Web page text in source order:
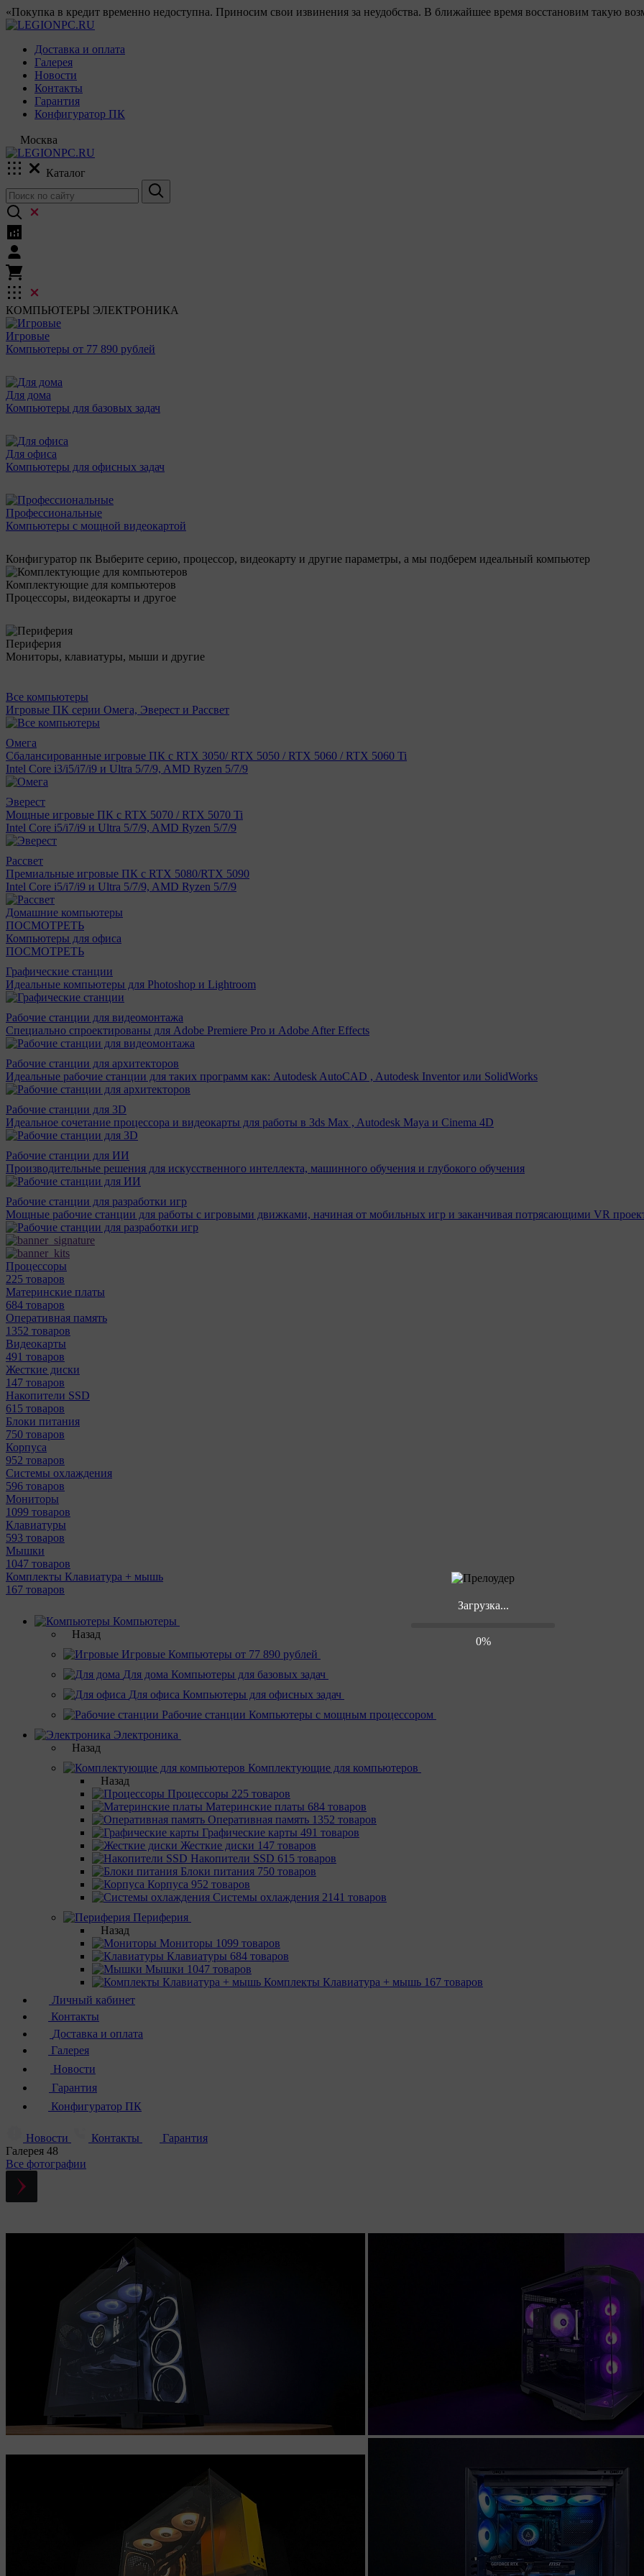
Загрузка...
0%
«Покупка в кредит временно недоступна. Приносим свои извинения за неудобства. В ближайшее время восстановим такую
Доставка и оплата
Галерея
Новости
Контакты
Гарантия
Конфигуратор ПК
Москва
Каталог
КОМПЬЮТЕРЫ ЭЛЕКТРОНИКА
Игровые
Компьютеры от 77 890 рублей
Для дома
Компьютеры для базовых задач
Для офиса
Компьютеры для офисных задач
Профессиональные
Компьютеры с мощной видеокартой
Конфигуратор пк Выберите серию, процессор, видеокарту и другие параметры, а мы подберем идеальный компьютер
Комплектующие для компьютеров
Процессоры, видеокарты и другое
Периферия
Мониторы, клавиатуры, мыши и другие
Все компьютеры
Игровые ПК серии Омега, Эверест и Рассвет
Омега
Сбалансированные игровые ПК с RTX 3050/ RTX 5050 / RTX 5060 / RTX 5060 Ti
Intel Core i3/i5/i7/i9 и Ultra 5/7/9, AMD Ryzen 5/7/9
Эверест
Мощные игровые ПК с RTX 5070 / RTX 5070 Ti
Intel Core i5/i7/i9 и Ultra 5/7/9, AMD Ryzen 5/7/9
Рассвет
Премиальные игровые ПК с RTX 5080/RTX 5090
Intel Core i5/i7/i9 и Ultra 5/7/9, AMD Ryzen 5/7/9
Домашние компьютеры
ПОСМОТРЕТЬ
Компьютеры для офиса
ПОСМОТРЕТЬ
Графические станции
Идеальные компьютеры для Photoshop и Lightroom
Рабочие станции для видеомонтажа
Специально спроектированы для Adobe Premiere Pro и Adobe After Effects
Рабочие станции для архитекторов
Идеальные рабочие станции для таких программ как: Autodesk AutoCAD , Autodesk Inventor или SolidWorks
Рабочие станции для 3D
Идеальное сочетание процессора и видеокарты для работы в 3ds Max , Autodesk Maya и Cinema 4D
Рабочие станции для ИИ
Производительные решения для искусственного интеллекта, машинного обучения и глубокого обучения
Рабочие станции для разработки игр
Мощные рабочие станции для работы с игровыми движками, начиная от мобильных игр и заканчивая потрясающими VR
Процессоры
225 товаров
Материнcкие платы
684 товаров
Оперативная память
1352 товаров
Видеокарты
491 товаров
Жесткие диски
147 товаров
Накопители SSD
615 товаров
Блоки питания
750 товаров
Корпуса
952 товаров
Системы охлаждения
596 товаров
Мониторы
1099 товаров
Клавиатуры
593 товаров
Мышки
1047 товаров
Комплекты Клавиатура + мышь
167 товаров
Компьютеры
Назад
Игровые Компьютеры от 77 890 рублей
Для дома Компьютеры для базовых задач
Для офиса Компьютеры для офисных задач
Рабочие станции Компьютеры с мощным процессором
Электроника
Назад
Комплектующие для компьютеров
Назад
Процессоры 225 товаров
Материнcкие платы 684 товаров
Оперативная память 1352 товаров
Графические карты 491 товаров
Жесткие диски 147 товаров
Накопители SSD 615 товаров
Блоки питания 750 товаров
Корпуса 952 товаров
Системы охлаждения 2141 товаров
Периферия
Назад
Мониторы 1099 товаров
Клавиатуры 684 товаров
Мышки 1047 товаров
Комплекты Клавиатура + мышь 167 товаров
Личный кабинет
Контакты
Доставка и оплата
Галерея
Новости
Гарантия
Конфигуратор ПК
Новости Контакты
Гарантия
Галерея 48
Все фотографии